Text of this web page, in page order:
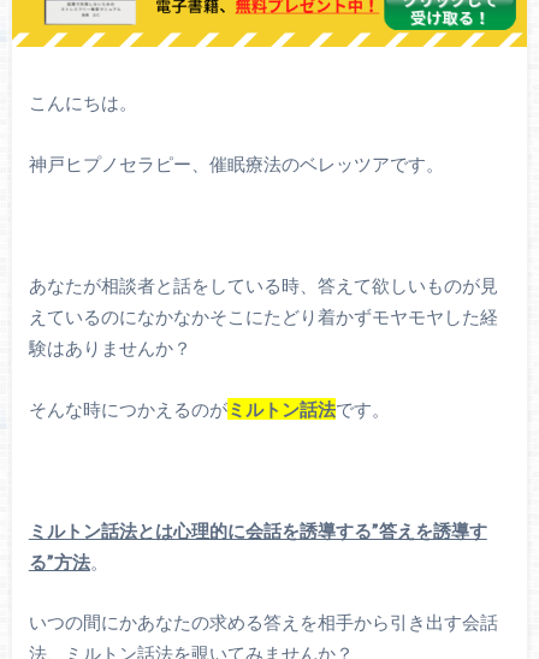
こんにちは。
神戸ヒプノセラピー、催眠療法のベレッツアです。
あなたが相談者と話をしている時、答えて欲しいものが見
えているのになかなかそこにたどり着かずモヤモヤした経
験はありませんか？
そんな時につかえるのがミルトン話法です。
ミルトン話法とは心理的に会話を誘導する”答えを誘導す
る”方法。
いつの間にかあなたの求める答えを相手から引き出す会話
法、ミルトン話法を覗いてみませんか？